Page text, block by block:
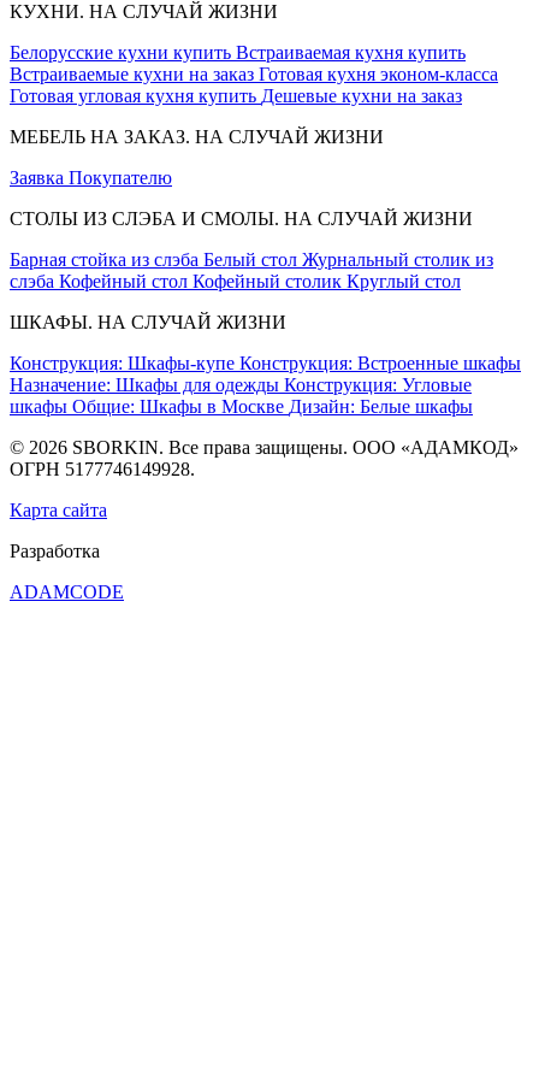
КУХНИ. НА СЛУЧАЙ ЖИЗНИ
Белорусские кухни купить Встраиваемая кухня купить
Встраиваемые кухни на заказ Готовая кухня эконом-класса
Готовая угловая кухня купить Дешевые кухни на заказ
МЕБЕЛЬ НА ЗАКАЗ. НА СЛУЧАЙ ЖИЗНИ
Заявка Покупателю
СТОЛЫ ИЗ СЛЭБА И СМОЛЫ. НА СЛУЧАЙ ЖИЗНИ
Барная стойка из слэба Белый стол Журнальный столик из
слэба Кофейный стол Кофейный столик Круглый стол
ШКАФЫ. НА СЛУЧАЙ ЖИЗНИ
Конструкция: Шкафы-купе Конструкция: Встроенные шкафы
Назначение: Шкафы для одежды Конструкция: Угловые
шкафы Общие: Шкафы в Москве Дизайн: Белые шкафы
© 2026 SBORKIN. Все права защищены. ООО «АДАМКОД»
ОГРН 5177746149928.
Карта сайта
Разработка
ADAMCODE